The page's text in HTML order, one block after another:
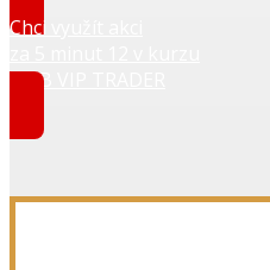
Chci využít akci
HNB VIP TRADER